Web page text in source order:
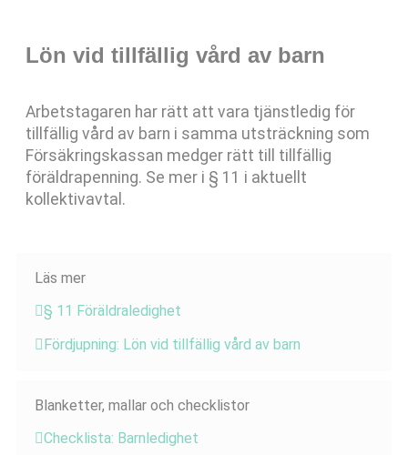
Lön vid tillfällig vård av barn
Arbetstagaren har rätt att vara tjänstledig för
tillfällig vård av barn i samma utsträckning som
Försäkringskassan medger rätt till tillfällig
föräldrapenning. Se mer i § 11 i aktuellt
kollektivavtal.
Läs mer
§ 11 Föräldraledighet
Fördjupning: Lön vid tillfällig vård av barn ​
Blanketter, mallar och checklistor
Checklista: Barnledighet